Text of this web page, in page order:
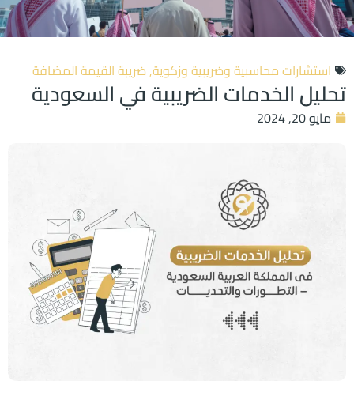
استشارات محاسبية وضريبية وزكوية,ضريبة القيمة المضافة
تحليل الخدمات الضريبية في السعودية
مايو 20, 2024